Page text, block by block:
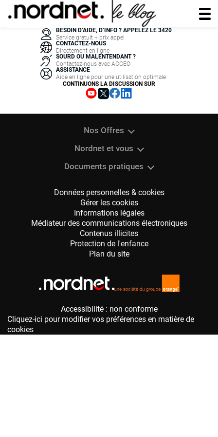
Accessibilité : non conforme
Cliquez-ici pour modifier vos préférences en matière de
cookies